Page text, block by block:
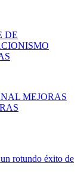
DE
MEJORAS
rotundo éxito de